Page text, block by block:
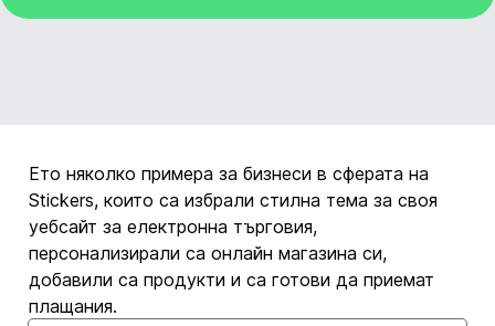
Ето няколко примера за бизнеси в сферата на
Stickers, които са избрали стилна тема за своя
уебсайт за електронна търговия,
персонализирали са онлайн магазина си,
добавили са продукти и са готови да приемат
плащания.